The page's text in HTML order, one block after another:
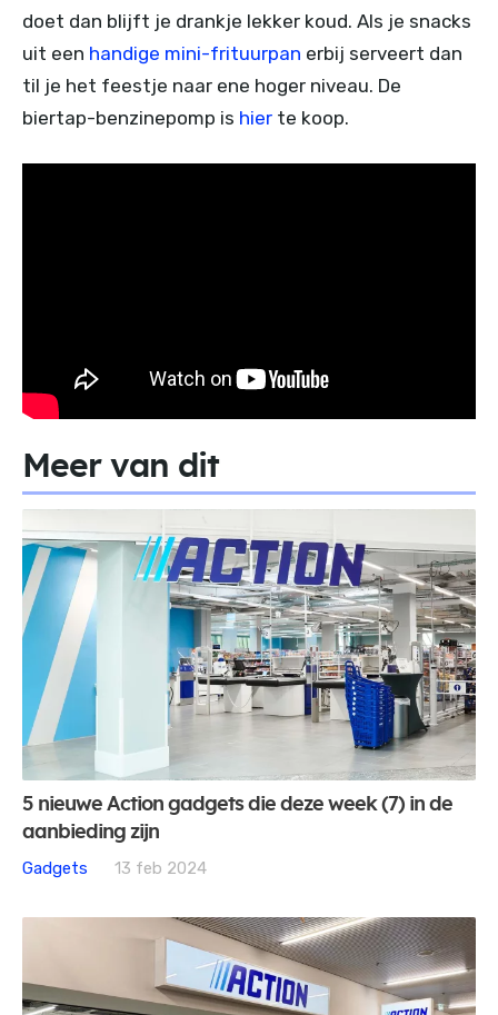
doet dan blijft je drankje lekker koud. Als je snacks
uit een handige mini-frituurpan erbij serveert dan
til je het feestje naar ene hoger niveau. De
biertap-benzinepomp is hier te koop.
Meer van dit
5 nieuwe Action gadgets die deze week (7) in de
aanbieding zijn
Gadgets
13 feb 2024